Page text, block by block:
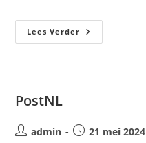
Lees Verder PostNL
Tarieven
PostNL
Bericht
admin
Bericht21 mei 2024